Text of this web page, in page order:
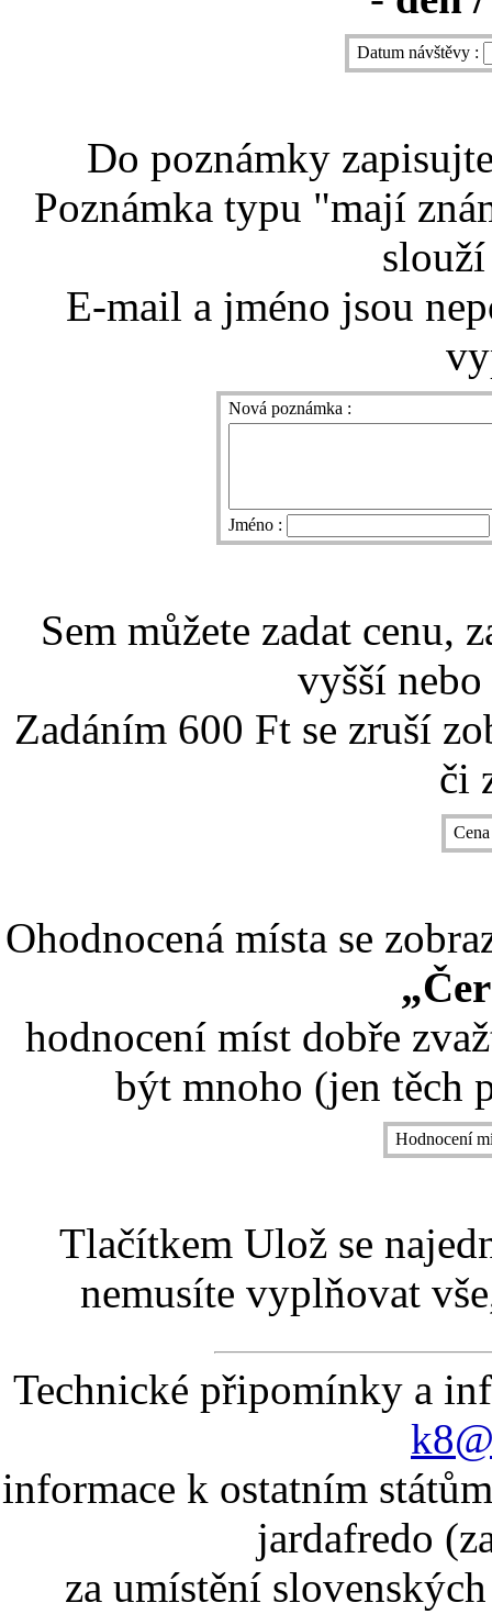
Datum návštěvy :
Do poznámky
Poznámka typu "mají
E-mail a jméno jsou
Nová poznámka :
Jméno :
Sem můžete zadat cenu,
vyšší
Zadáním 600 Ft se zruší
či
Ohodnocená místa se
hodnocení míst dobře
být mnoho (jen těch
Hodnocení
Tlačítkem Ulož se
nemusíte vyplňovat
Technické připomínky a
informace k ostatním
jardafredo
za umístění